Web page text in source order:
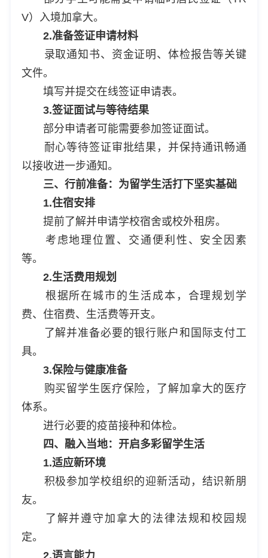
V）入境加拿大。
2.准备签证申请材料
录取通知书、资金证明、体检报告等关键
文件。
填写并提交在线签证申请表。
3.签证面试与等待结果
部分申请者可能需要参加签证面试。
耐心等待签证审批结果，并保持通讯畅通
以接收进一步通知。
三、行前准备：为留学生活打下坚实基础
1.住宿安排
提前了解并申请学校宿舍或校外租房。
考虑地理位置、交通便利性、安全因素
等。
2.生活费用规划
根据所在城市的生活成本，合理规划学
费、住宿费、生活费等开支。
了解并准备必要的银行账户和国际支付工
具。
3.保险与健康准备
购买留学生医疗保险，了解加拿大的医疗
体系。
进行必要的疫苗接种和体检。
四、融入当地：开启多彩留学生活
1.适应新环境
积极参加学校组织的迎新活动，结识新朋
友。
了解并遵守加拿大的法律法规和校园规
定。
2.语言能力